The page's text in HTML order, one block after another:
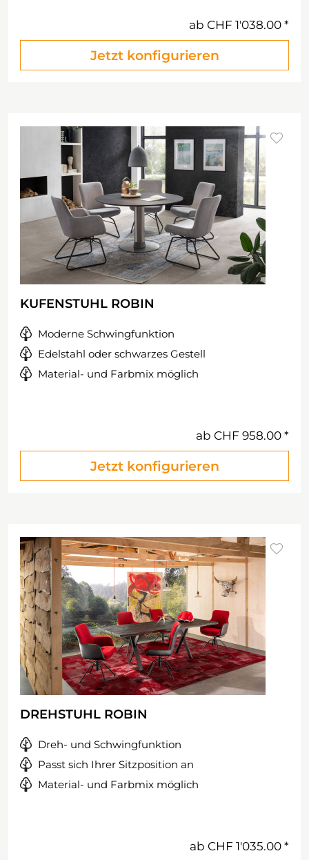
ab CHF 1'038.00
Jetzt konfigurieren
KUFENSTUHL ROBIN
Moderne Schwingfunktion
Edelstahl oder schwarzes Gestell
Material- und Farbmix möglich
ab CHF 958.00
Jetzt konfigurieren
DREHSTUHL ROBIN
Dreh- und Schwingfunktion
Passt sich Ihrer Sitzposition an
Material- und Farbmix möglich
ab CHF 1'035.00